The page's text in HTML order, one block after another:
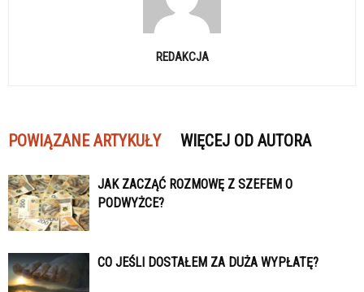
REDAKCJA
POWIĄZANE ARTYKUŁY WIĘCEJ OD AUTORA
JAK ZACZĄĆ ROZMOWĘ Z SZEFEM O
PODWYŻCE?
CO JEŚLI DOSTAŁEM ZA DUŻA WYPŁATĘ?